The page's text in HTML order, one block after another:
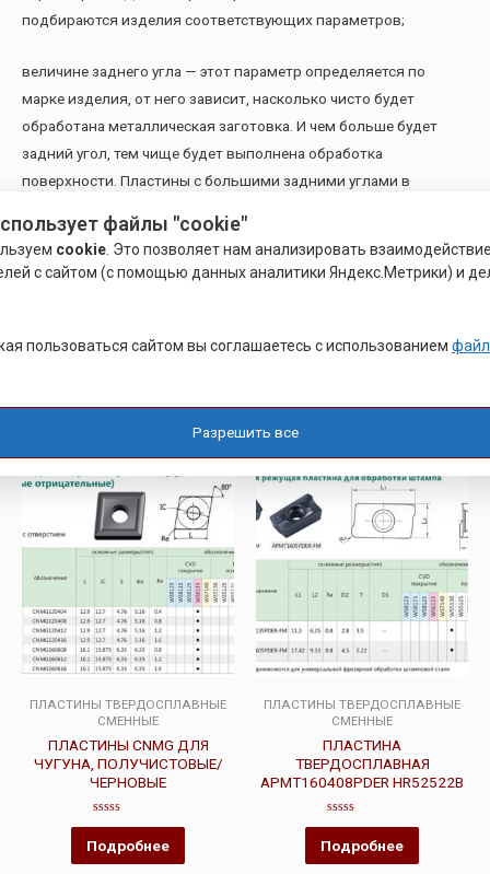
подбираются изделия соответствующих параметров;
величине заднего угла — этот параметр определяется по
марке изделия, от него зависит, насколько чисто будет
обработана металлическая заготовка. И чем больше будет
задний угол, тем чище будет выполнена обработка
поверхности. Пластины с большими задними углами в
металлов;
классу точности — в настоящее время производители
обрабатывать изделия с разными допусками в зависимости
Похожие товары
ПЛАСТИНЫ ТВЕРДОСПЛАВНЫЕ
СМЕННЫЕ
ПЛАСТИНЫ CNMG ДЛЯ
ЧУГУНА, ПОЛУЧИСТОВЫЕ/
ЧЕРНОВЫЕ
Оценка
из
5
Подробнее
ПЛАСТИНЫ ТВЕРДОСПЛАВНЫЕ
СМЕННЫЕ
ПЛАСТИНА
ТВЕРДОСПЛАВНАЯ
APMT160408PDER HR52522B
Оценка
из
5
Подробнее
файлы "cookie"
cookie . Это позволяет нам анализировать
с сайтом (с помощью данных аналитики Яндекс.Метрики) и
пользоваться сайтом вы соглашаетесь с использованием
Разрешить все